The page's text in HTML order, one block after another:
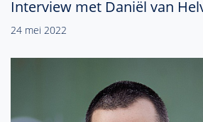
Interview met Daniël van
24 mei 2022